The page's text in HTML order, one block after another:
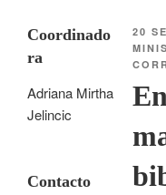
20
Coordinado
ra
Adriana Mirtha
Jelincic
Contacto